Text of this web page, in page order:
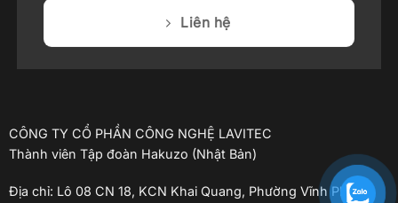
Liên hệ
CÔNG TY CỔ PHẦN CÔNG NGHỆ LAVITEC
Thành viên Tập đoàn Hakuzo (Nhật Bản)
Địa chỉ: Lô 08 CN 18, KCN Khai Quang, Phường Vĩnh Phúc,